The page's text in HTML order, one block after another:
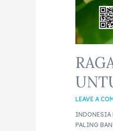
LEAVE A
INDONESIA
PALING